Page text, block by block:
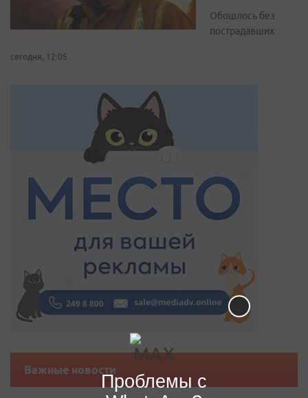
Обошлось без
пострадавших
сегодня, 12:05
Важные новости
Проблемы с